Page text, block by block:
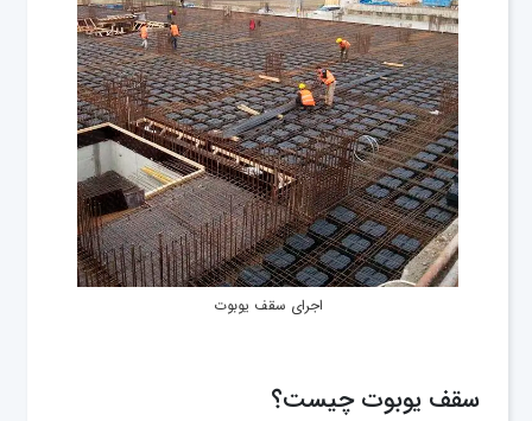
اجرای سقف یوبوت
سقف یوبوت چیست؟